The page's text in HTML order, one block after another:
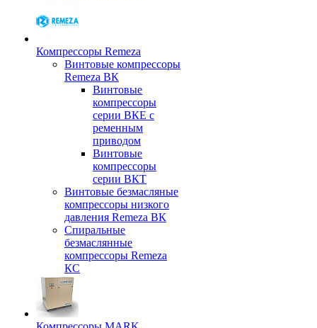
Компрессоры Remeza
Винтовые компрессоры
Remeza ВК
Винтовые
компрессоры
серии ВКЕ с
ременным
приводом
Винтовые
компрессоры
серии ВКТ
Винтовые безмасляные
компрессоры низкого
давления Remeza ВК
Спиральные
безмаслянные
компрессоры Remeza
КС